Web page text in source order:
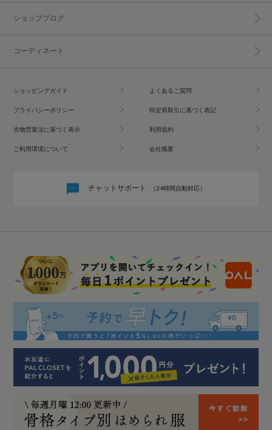
ショップブログ
コーディネート
ショッピングガイド よくあるご質問
プライバシーポリシー 特定商取引に基づく表記
古物営業法に基づく表示 利用規約
ご利用環境について 会社概要
チャットサポート （24時間自動対応）